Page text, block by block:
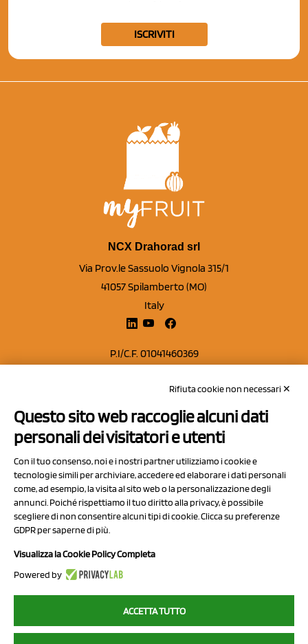
ISCRIVITI
NCX Drahorad srl
Via Prov.le Sassuolo Vignola 315/1
41057 Spilamberto (MO)
Italy
P.I/C.F. 01041460369
Capitale sociale Euro 50.000,00 i.v.
Contatti
Privacy Policy
Cookie Policy
Chi Siamo
2023 NCX Drahorad srl - All rights reserved
myfruit.it è parte del network diNCX DRAHORAD
Rifiuta cookie non necessari ✕
Questo sito web raccoglie alcuni dati
personali dei visitatori e utenti
Con il tuo consenso, noi e i nostri partner utilizziamo i cookie e
tecnologie simili per archiviare, accedere ed elaborare i dati personali
come, ad esempio, la visita al sito web o la personalizzazione degli
annunci. Poiché rispettiamo il tuo diritto alla privacy, è possibile
scegliere di non consentire alcuni tipi di cookie. Clicca su preferenze
GDPR per saperne di più.
Visualizza la Cookie Policy Completa
Powered by
ACCETTA TUTTO